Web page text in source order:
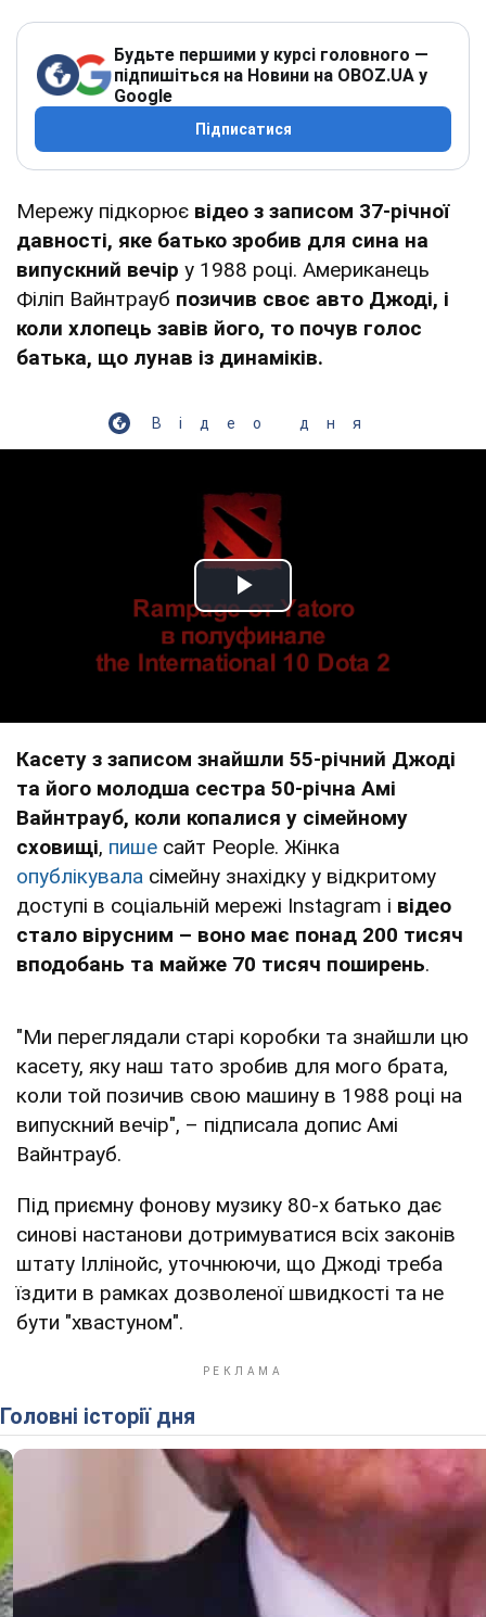
Будьте першими у курсі головного —
підпишіться на Новини на OBOZ.UA у
Google
Підписатися
Мережу підкорює відео з записом 37-річної
давності, яке батько зробив для сина на
випускний вечір у 1988 році. Американець
Філіп Вайнтрауб позичив своє авто Джоді, і
коли хлопець завів його, то почув голос
батька, що лунав із динаміків.
Відео дня
Play Video
Касету з записом знайшли 55-річний Джоді
та його молодша сестра 50-річна Амі
Вайнтрауб, коли копалися у сімейному
сховищі, пише сайт People. Жінка
опублікувала сімейну знахідку у відкритому
доступі в соціальній мережі Instagram і відео
стало вірусним – воно має понад 200 тисяч
вподобань та майже 70 тисяч поширень.
"Ми переглядали старі коробки та знайшли цю
касету, яку наш тато зробив для мого брата,
коли той позичив свою машину в 1988 році на
випускний вечір", – підписала допис Амі
Вайнтрауб.
Під приємну фонову музику 80-х батько дає
синові настанови дотримуватися всіх законів
штату Іллінойс, уточнюючи, що Джоді треба
їздити в рамках дозволеної швидкості та не
бути "хвастуном".
Головні історії дня